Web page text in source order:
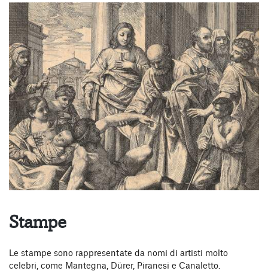
Stampe
Le stampe sono rappresentate da nomi di artisti molto
celebri, come Mantegna, Dürer, Piranesi e Canaletto.